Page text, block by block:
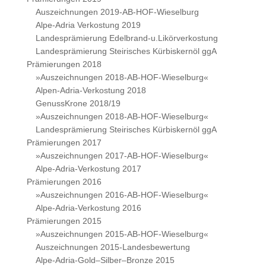
Auszeichnungen 2019-AB-HOF-Wieselburg
Alpe-Adria Verkostung 2019
Landesprämierung Edelbrand-u.Likörverkostung
Landesprämierung Steirisches Kürbiskernöl ggA
Prämierungen 2018
»Auszeichnungen 2018-AB-HOF-Wieselburg«
Alpen-Adria-Verkostung 2018
GenussKrone 2018/19
»Auszeichnungen 2018-AB-HOF-Wieselburg«
Landesprämierung Steirisches Kürbiskernöl ggA
Prämierungen 2017
»Auszeichnungen 2017-AB-HOF-Wieselburg«
Alpe-Adria-Verkostung 2017
Prämierungen 2016
»Auszeichnungen 2016-AB-HOF-Wieselburg«
Alpe-Adria-Verkostung 2016
Prämierungen 2015
»Auszeichnungen 2015-AB-HOF-Wieselburg«
Auszeichnungen 2015-Landesbewertung
Alpe-Adria-Gold–Silber–Bronze 2015